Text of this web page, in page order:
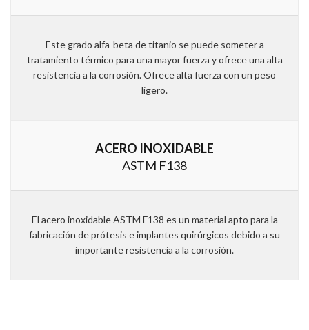
Este grado alfa-beta de titanio se puede someter a
tratamiento térmico para una mayor fuerza y ofrece una alta
resistencia a la corrosión. Ofrece alta fuerza con un peso
ligero.
ACERO INOXIDABLE
ASTM F138
El acero inoxidable ASTM F138 es un material apto para la
fabricación de prótesis e implantes quirúrgicos debido a su
importante resistencia a la corrosión.